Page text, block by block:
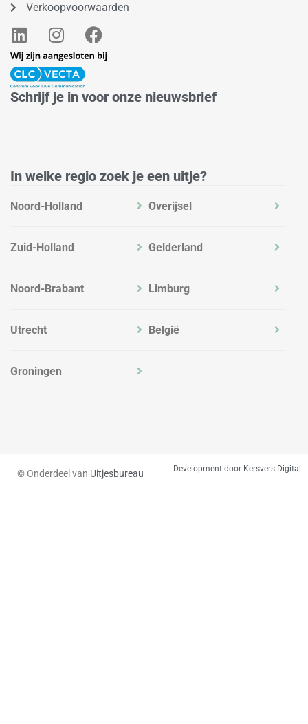
Verkoopvoorwaarden
L
i
n
k
e
I
n
s
t
a
F
a
c
b
Schrijf je in voor onze nieuwsbrief
In welke regio zoek je een uitje?
Noord-Holland
Zuid-Holland
Noord-Brabant
Utrecht
Groningen
Overijsel
Gelderland
Limburg
België
© Onderdeel van Uitjesbureau Development door Kersvers Digital